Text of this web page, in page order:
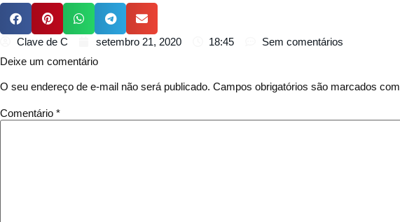
Clave de C setembro 21, 2020 18:45
Sem comentários
Deixe um comentário
O seu endereço de e-mail não será publicado. Campos obrigatórios são marcados com
Comentário *